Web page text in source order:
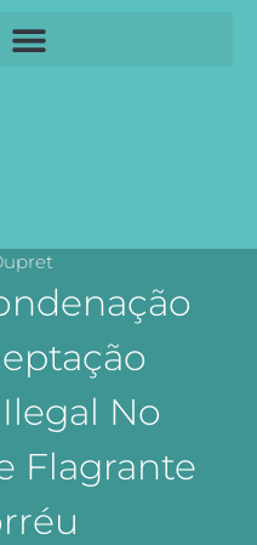
No
Flagrante